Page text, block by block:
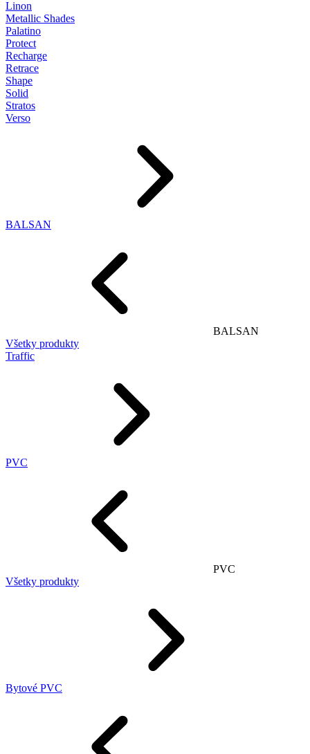
Linon
Metallic Shades
Palatino
Protect
Recharge
Retrace
Shape
Solid
Stratos
Verso
BALSAN
BALSAN
Všetky produkty
Traffic
PVC
PVC
Všetky produkty
Bytové PVC